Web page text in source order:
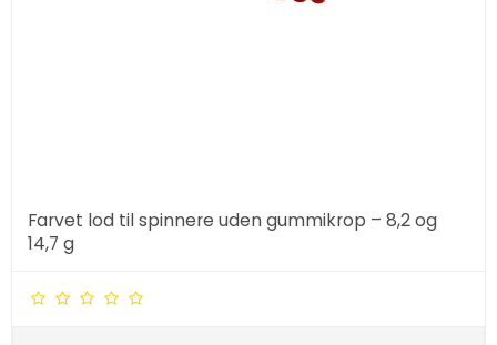
Farvet lod til spinnere uden gummikrop – 8,2 og
14,7 g